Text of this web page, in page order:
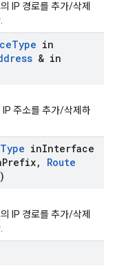
IP 경로를 추가/삭제
Type in
& in
주소를 추가/삭제하
Type inInterface
Prefix,
Route
IP 경로를 추가/삭제